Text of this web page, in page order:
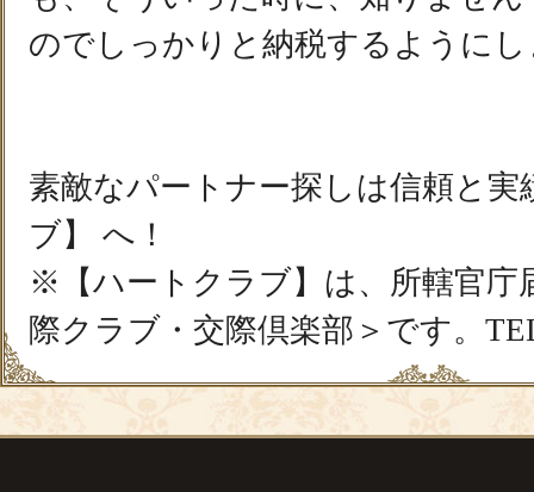
のでしっかりと納税するように
素敵なパートナー探しは信頼と実
ブ】 へ！
※【ハートクラブ】は、所轄官庁
際クラブ・交際倶楽部＞です。